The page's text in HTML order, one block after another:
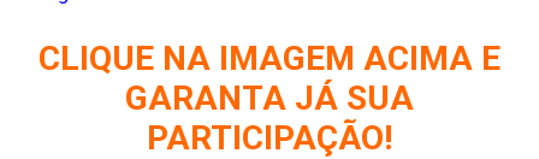
CLIQUE NA IMAGEM ACIMA E
GARANTA JÁ SUA
PARTICIPAÇÃO!